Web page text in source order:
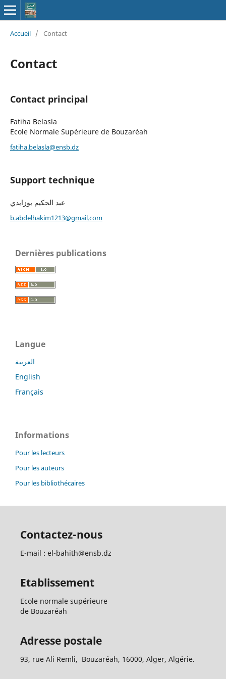
Accueil / Contact
Contact
Contact principal
Fatiha Belasla
Ecole Normale Supérieure de Bouzaréah
fatiha.belasla@ensb.dz
Support technique
عبد الحكيم بوزايدي
b.abdelhakim1213@gmail.com
Dernières publications
Langue
العربية
English
Français
Informations
Pour les lecteurs
Pour les auteurs
Pour les bibliothécaires
Contactez-nous
E-mail : el-bahith@ensb.dz
Etablissement
Ecole normale supérieure
de Bouzaréah
Adresse postale
93, rue Ali Remli, Bouzaréah, 16000, Alger, Algérie.